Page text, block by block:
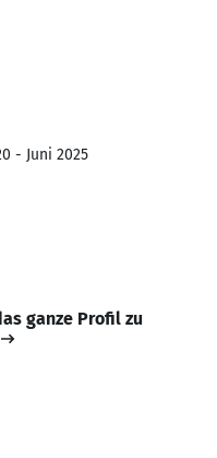
- Juni 2025
ganze Profil zu